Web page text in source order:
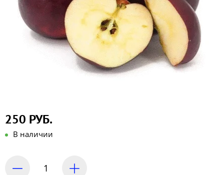
250 РУБ.
В наличии